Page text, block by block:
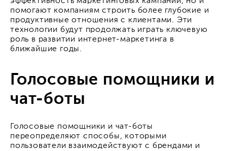
помогают компаниям строить более глубокие и
продуктивные отношения с клиентами. Эти
технологии будут продолжать играть ключевую
роль в развитии интернет-маркетинга в
ближайшие годы.
Голосовые помощники и
чат-боты
Голосовые помощники и чат-боты
переопределяют способы, которыми
пользователи взаимодействуют с брендами и